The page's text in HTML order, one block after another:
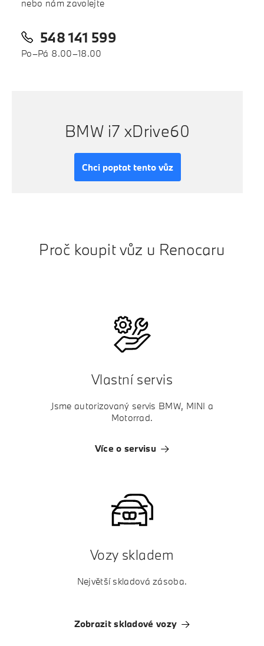
nebo nám zavolejte
548 141 599
Po–Pá 8.00–18.00
BMW i7 xDrive60
Chci poptat tento vůz
Proč koupit vůz u Renocaru
Vlastní servis
Jsme autorizovaný servis BMW, MINI a
Motorrad.
Více o servisu
Vozy skladem
Největší skladová zásoba.
Zobrazit skladové vozy